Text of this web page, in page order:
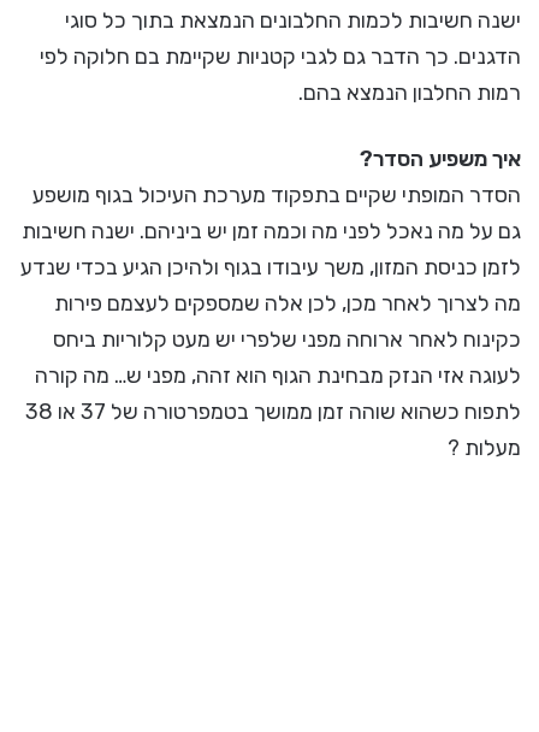
ישנה חשיבות לכמות החלבונים הנמצאת בתוך כל סוגי
הדגנים. כך הדבר גם לגבי קטניות שקיימת בם חלוקה לפי
רמות החלבון הנמצא בהם.
איך משפיע הסדר?
הסדר המופתי שקיים בתפקוד מערכת העיכול בגוף מושפע
גם על מה נאכל לפני מה וכמה זמן יש ביניהם. ישנה חשיבות
לזמן כניסת המזון, משך עיבודו בגוף ולהיכן הגיע בכדי שנדע
מה לצרוך לאחר מכן, לכן אלה שמספקים לעצמם פירות
כקינוח לאחר ארוחה מפני שלפרי יש מעט קלוריות ביחס
לעוגה אזי הנזק מבחינת הגוף הוא זהה, מפני ש… מה קורה
לתפוח כשהוא שוהה זמן ממושך בטמפרטורה של 37 או 38
מעלות ?